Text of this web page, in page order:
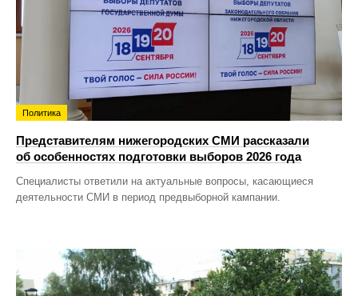
Политика
Представителям нижегородских СМИ рассказали
об особенностях подготовки выборов 2026 года
Специалисты ответили на актуальные вопросы, касающиеся
деятельности СМИ в период предвыборной кампании.